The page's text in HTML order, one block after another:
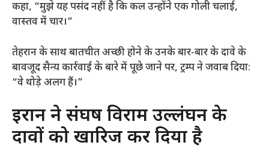
कहा, “मुझे यह पसंद नहीं है कि कल उन्होंने एक गोली चलाई,
वास्तव में चार।”
तेहरान के साथ बातचीत अच्छी होने के उनके बार-बार के दावे के
बावजूद सैन्य कार्रवाई के बारे में पूछे जाने पर, ट्रम्प ने जवाब दिया:
“वे थोड़े अलग हैं।”
ईरान ने संघर्ष विराम उल्लंघन के
दावों को खारिज कर दिया है